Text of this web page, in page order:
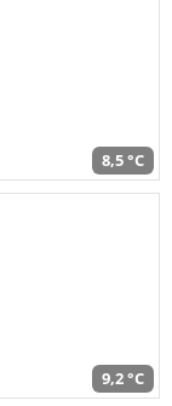
8,5 °C
9,2 °C